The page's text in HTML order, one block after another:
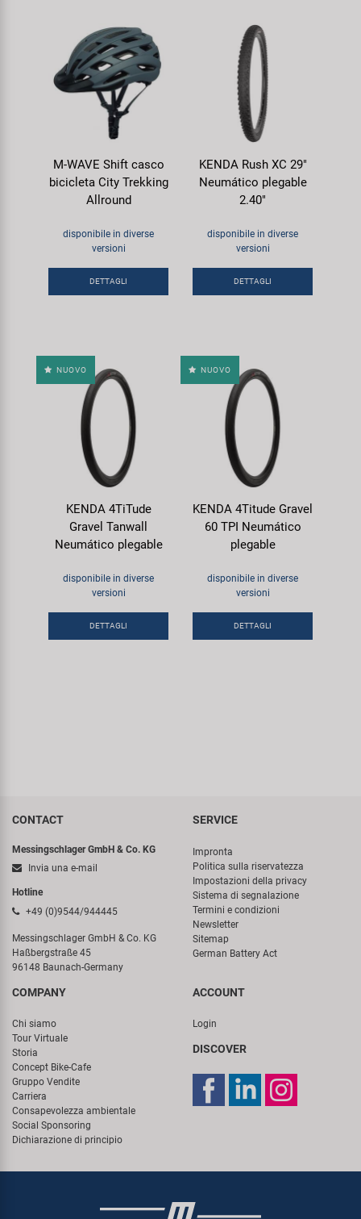
M-WAVE Shift casco
bicicleta City Trekking
Allround
disponibile in diverse
versioni
DETTAGLI
KENDA Rush XC 29"
Neumático plegable
2.40"
disponibile in diverse
versioni
DETTAGLI
NUOVO
KENDA 4TiTude
Gravel Tanwall
Neumático plegable
disponibile in diverse
versioni
DETTAGLI
NUOVO
KENDA 4Titude Gravel
60 TPI Neumático
plegable
disponibile in diverse
versioni
DETTAGLI
CONTACT
Messingschlager GmbH & Co. KG
Invia una e-mail
Hotline
+49 (0)9544/944445
Messingschlager GmbH & Co. KG
Haßbergstraße 45
96148 Baunach-Germany
SERVICE
Impronta
Politica sulla riservatezza
Impostazioni della privacy
Sistema di segnalazione
Termini e condizioni
Newsletter
Sitemap
German Battery Act
COMPANY
Chi siamo
Tour Virtuale
Storia
Concept Bike-Cafe
Gruppo Vendite
Carriera
Consapevolezza ambientale
Social Sponsoring
Dichiarazione di principio
ACCOUNT
Login
DISCOVER